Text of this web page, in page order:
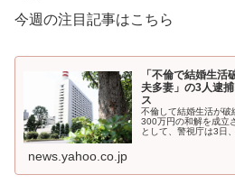
今週の注目記事はこちら
「不倫で結婚生
夫多妻」の3人逮
ス
不倫して結婚生活が破
300万円の和解を成立
として、警視庁は3日
news.yahoo.co.jp